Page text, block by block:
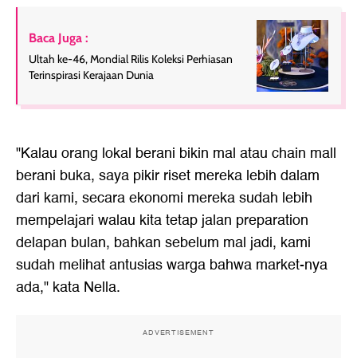
Baca Juga :
Ultah ke-46, Mondial Rilis Koleksi Perhiasan
Terinspirasi Kerajaan Dunia
"Kalau orang lokal berani bikin mal atau chain mall
berani buka, saya pikir riset mereka lebih dalam
dari kami, secara ekonomi mereka sudah lebih
mempelajari walau kita tetap jalan preparation
delapan bulan, bahkan sebelum mal jadi, kami
sudah melihat antusias warga bahwa market-nya
ada," kata Nella.
ADVERTISEMENT